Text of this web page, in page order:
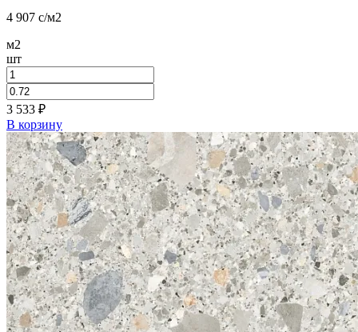
4 907 c/м2
м2
шт
3 533 ₽
В корзину